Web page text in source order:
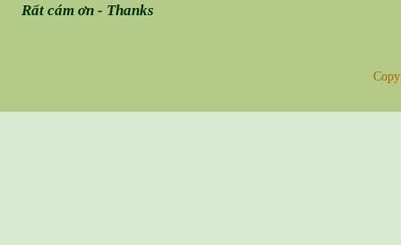
Rất cám ơn - Thanks